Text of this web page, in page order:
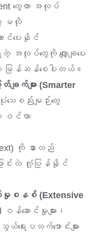
တွေဟာ အလုပ်
မလို
င်ပေးနိုင်
တွေကို လျှော့ချပေး
မြန်ဆန်စေပါတယ်။
ျက်များ (Smarter
ပုံသေစည်းမျဉ်းတွေ
ဝင်လာ
ကို နားလည်
ောင်းလဲ တုံ့ပြန်နိုင်
မှုစနစ် (Extensive
ဝန်ဆောင်မှုများ၊
ရေးပလက်ဖောင်းများ